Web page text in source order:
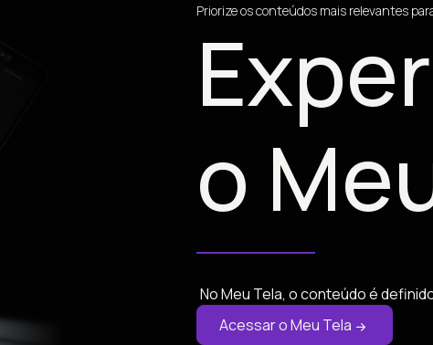
Priorize os conteúdos mais relevantes
o
No Meu Tela, o conteúdo é
Acessar o Meu Tela